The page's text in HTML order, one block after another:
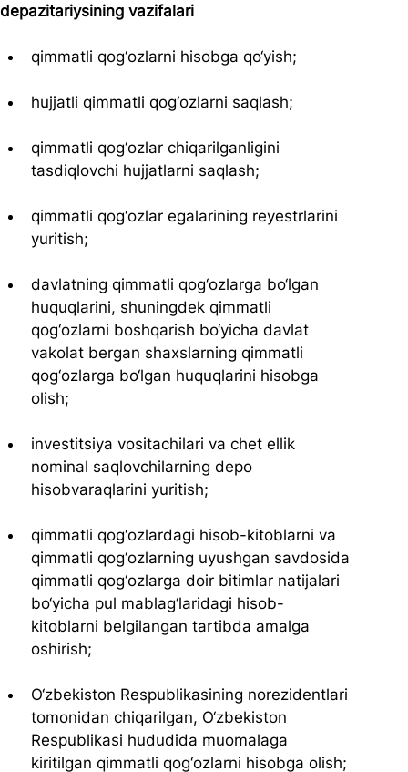
depazitariysining vazifalari
qimmatli qog‘ozlarni hisobga qo‘yish;
hujjatli qimmatli qog‘ozlarni saqlash;
qimmatli qog‘ozlar chiqarilganligini
tasdiqlovchi hujjatlarni saqlash;
qimmatli qog‘ozlar egalarining reyestrlarini
yuritish;
davlatning qimmatli qog‘ozlarga bo‘lgan
huquqlarini, shuningdek qimmatli
qog‘ozlarni boshqarish bo‘yicha davlat
vakolat bergan shaxslarning qimmatli
qog‘ozlarga bo‘lgan huquqlarini hisobga
olish;
investitsiya vositachilari va chet ellik
nominal saqlovchilarning depo
hisobvaraqlarini yuritish;
qimmatli qog‘ozlardagi hisob-kitoblarni va
qimmatli qog‘ozlarning uyushgan savdosida
qimmatli qog‘ozlarga doir bitimlar natijalari
bo‘yicha pul mablag‘laridagi hisob-
kitoblarni belgilangan tartibda amalga
oshirish;
O‘zbekiston Respublikasining norezidentlari
tomonidan chiqarilgan, O‘zbekiston
Respublikasi hududida muomalaga
kiritilgan qimmatli qog‘ozlarni hisobga olish;